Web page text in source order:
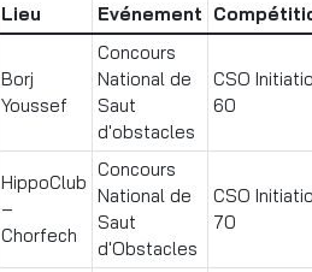
Lieu Evénement
Borj
Youssef
Concours
National de
Saut
d'obstacles
CSO
60
HippoClub
–
Chorfech
Concours
National de
Saut
d'Obstacles
CSO
70